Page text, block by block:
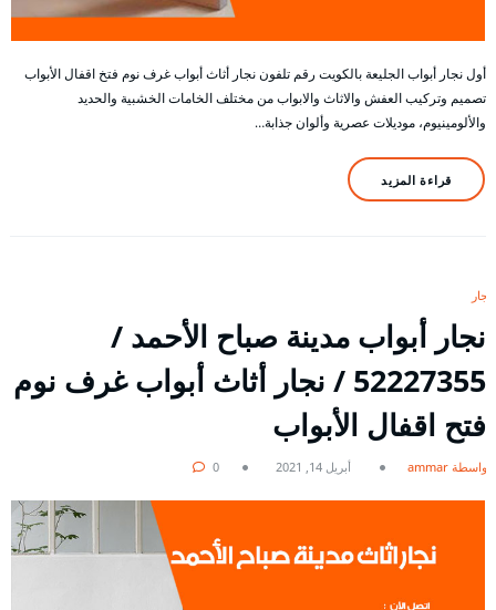
أول نجار أبواب الجليعة بالكويت رقم تلفون نجار أثاث أبواب غرف نوم فتخ اقفال الأبواب
تصميم وتركيب العفش والاثاث والابواب من مختلف الخامات الخشبية والحديد
والألومينيوم، موديلات عصرية وألوان جذابة…
قراءة المزيد
نجار
نجار أبواب مدينة صباح الأحمد /
52227355 / نجار أثاث أبواب غرف نوم
فتح اقفال الأبواب
بواسطة ammar أبريل 14, 2021 0